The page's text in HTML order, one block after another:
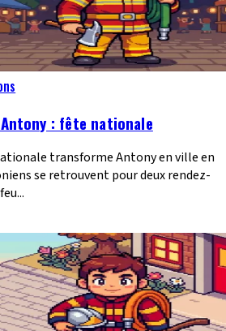
: fête nationale
transforme Antony en ville en
se retrouvent pour deux rendez-